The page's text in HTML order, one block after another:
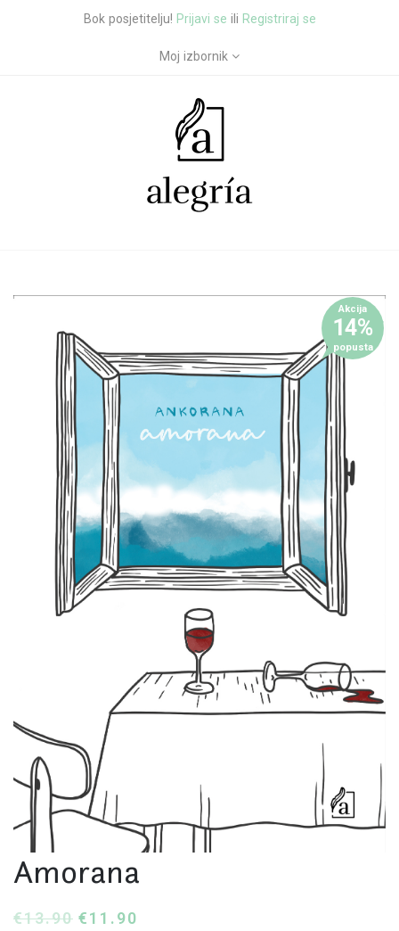
Bok posjetitelju! Prijavi se ili Registriraj se
Moj izbornik
Akcija
14%
popusta
Amorana
€13.90 €11.90